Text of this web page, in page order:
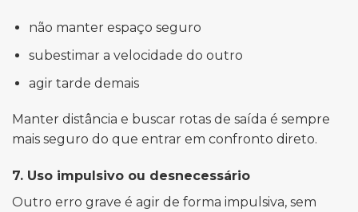
não manter espaço seguro
subestimar a velocidade do outro
agir tarde demais
Manter distância e buscar rotas de saída é sempre
mais seguro do que entrar em confronto direto.
7. Uso impulsivo ou desnecessário
Outro erro grave é agir de forma impulsiva, sem